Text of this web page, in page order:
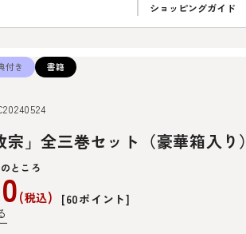
ショッピングガイド
付き 書籍
宗」全三巻セット（豪華箱入り）
のところ
税込 [60ポイント]